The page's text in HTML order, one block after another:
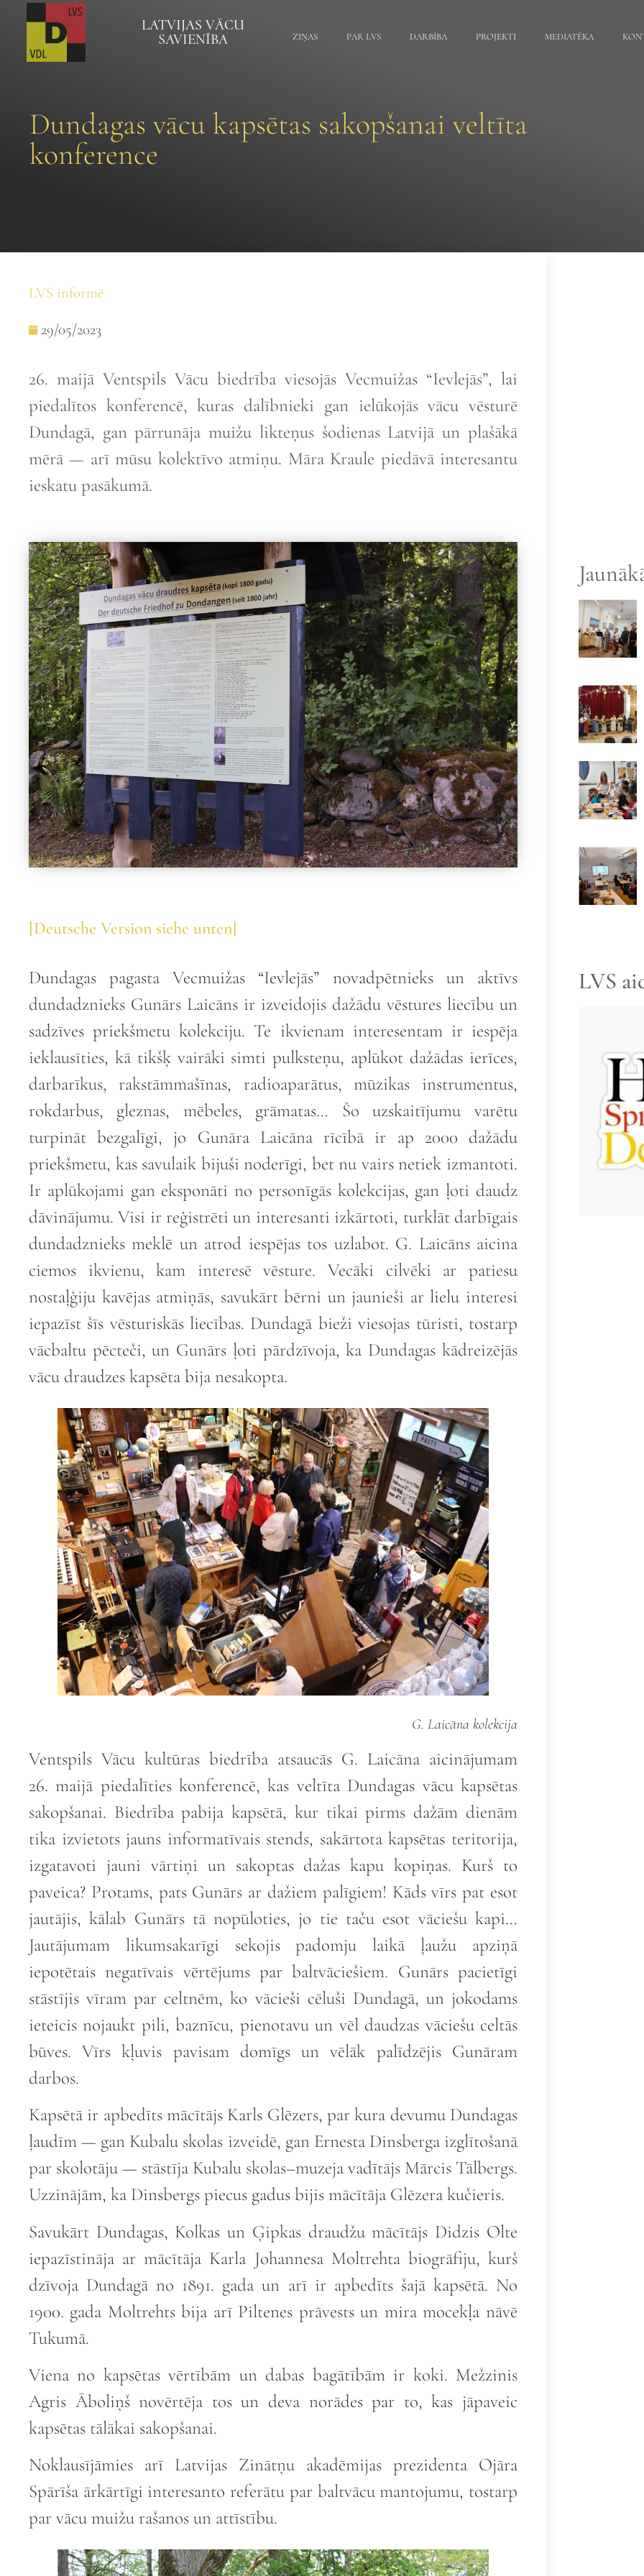
LATVIJAS VĀCU
SAVIENĪBA
ZIŅAS PAR LVS DARBĪBA PROJEKTI MEDIATĒKA
Dundagas vācu kapsētas sakopšanai veltīta
konference
LVS informē
29/05/2023
26. maijā Ventspils Vācu biedrība viesojās Vecmuižas “Ievlejās”, lai
piedalītos konferencē, kuras dalībnieki gan ielūkojās vācu vēsturē
Dundagā, gan pārrunāja muižu likteņus šodienas Latvijā un plašākā
mērā — arī mūsu kolektīvo atmiņu. Māra Kraule piedāvā interesantu
ieskatu pasākumā.
[Deutsche Version siehe unten]
Dundagas pagasta Vecmuižas “Ievlejās” novadpētnieks un aktīvs
dundadznieks Gunārs Laicāns ir izveidojis dažādu vēstures liecību un
sadzīves priekšmetu kolekciju. Te ikvienam interesentam ir iespēja
ieklausīties, kā tikšķ vairāki simti pulksteņu, aplūkot dažādas ierīces,
darbarīkus, rakstāmmašīnas, radioaparātus, mūzikas instrumentus,
rokdarbus, gleznas, mēbeles, grāmatas… Šo uzskaitījumu varētu
turpināt bezgalīgi, jo Gunāra Laicāna rīcībā ir ap 2000 dažādu
priekšmetu, kas savulaik bijuši noderīgi, bet nu vairs netiek izmantoti.
Ir aplūkojami gan eksponāti no personīgās kolekcijas, gan ļoti daudz
dāvinājumu. Visi ir reģistrēti un interesanti izkārtoti, turklāt darbīgais
dundadznieks meklē un atrod iespējas tos uzlabot. G. Laicāns aicina
ciemos ikvienu, kam interesē vēsture. Vecāki cilvēki ar patiesu
nostaļģiju kavējas atmiņās, savukārt bērni un jaunieši ar lielu interesi
iepazīst šīs vēsturiskās liecības. Dundagā bieži viesojas tūristi, tostarp
vācbaltu pēcteči, un Gunārs ļoti pārdzīvoja, ka Dundagas kādreizējās
vācu draudzes kapsēta bija nesakopta.
G. Laicāna kolekcija
Ventspils Vācu kultūras biedrība atsaucās G. Laicāna aicinājumam
26. maijā piedalīties konferencē, kas veltīta Dundagas vācu kapsētas
sakopšanai. Biedrība pabija kapsētā, kur tikai pirms dažām dienām
tika izvietots jauns informatīvais stends, sakārtota kapsētas teritorija,
izgatavoti jauni vārtiņi un sakoptas dažas kapu kopiņas. Kurš to
paveica? Protams, pats Gunārs ar dažiem palīgiem! Kāds vīrs pat esot
jautājis, kālab Gunārs tā nopūloties, jo tie taču esot vāciešu kapi…
Jautājumam likumsakarīgi sekojis padomju laikā ļaužu apziņā
iepotētais negatīvais vērtējums par baltvāciešiem. Gunārs pacietīgi
stāstījis vīram par celtnēm, ko vācieši cēluši Dundagā, un jokodams
ieteicis nojaukt pili, baznīcu, pienotavu un vēl daudzas vāciešu celtās
būves. Vīrs kļuvis pavisam domīgs un vēlāk palīdzējis Gunāram
darbos.
Kapsētā ir apbedīts mācītājs Karls Glēzers, par kura devumu Dundagas
ļaudīm — gan Kubalu skolas izveidē, gan Ernesta Dinsberga izglītošanā
par skolotāju — stāstīja Kubalu skolas–muzeja vadītājs Mārcis Tālbergs.
Uzzinājām, ka Dinsbergs piecus gadus bijis mācītāja Glēzera kučieris.
Savukārt Dundagas, Kolkas un Ģipkas draudžu mācītājs Didzis Olte
iepazīstināja ar mācītāja Karla Johannesa Moltrehta biogrāfiju, kurš
dzīvoja Dundagā no 1891. gada un arī ir apbedīts šajā kapsētā. No
1900. gada Moltrehts bija arī Piltenes prāvests un mira mocekļa nāvē
Tukumā.
Viena no kapsētas vērtībām un dabas bagātībām ir koki. Mežzinis
Agris Āboliņš novērtēja tos un deva norādes par to, kas jāpaveic
kapsētas tālākai sakopšanai.
Noklausījāmies arī Latvijas Zinātņu akadēmijas prezidenta Ojāra
Spārīša ārkārtīgi interesanto referātu par baltvācu mantojumu, tostarp
par vācu muižu rašanos un attīstību.
LVS